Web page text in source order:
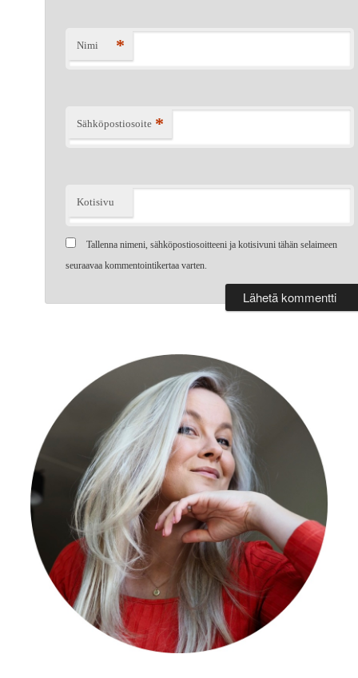
Nimi *
Sähköpostiosoite *
Kotisivu
Tallenna nimeni, sähköpostiosoitteeni ja kotisivuni tähän selaimeen
seuraavaa kommentointikertaa varten.